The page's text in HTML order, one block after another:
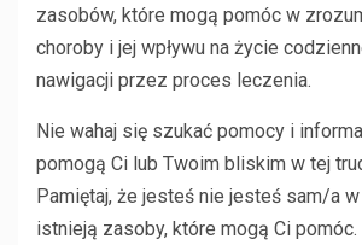
zasobów, które mogą pomóc w
choroby i jej wpływu na życie
nawigacji przez proces leczenia.
Nie wahaj się szukać pomocy i
pomogą Ci lub Twoim bliskim w tej
Pamiętaj, że jesteś nie jesteś sam/a
istnieją zasoby, które mogą Ci pomóc.